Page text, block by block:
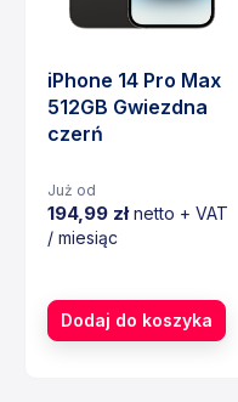
iPhone 14 Pro Max
512GB Gwiezdna
czerń
Już od
194,99 złnetto + VAT
/ miesiąc
Dodaj do koszyka